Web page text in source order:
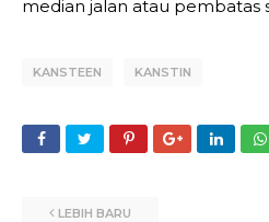
median jalan atau pembatas
KANSTEEN KANSTIN
LEBIH BARU